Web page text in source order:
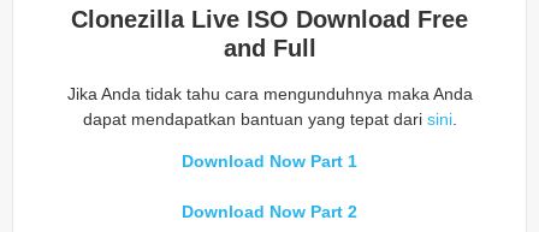
Clonezilla Live ISO Download Free
and Full
Jika Anda tidak tahu cara mengunduhnya maka Anda
dapat mendapatkan bantuan yang tepat dari sini.
Download Now Part 1
Download Now Part 2